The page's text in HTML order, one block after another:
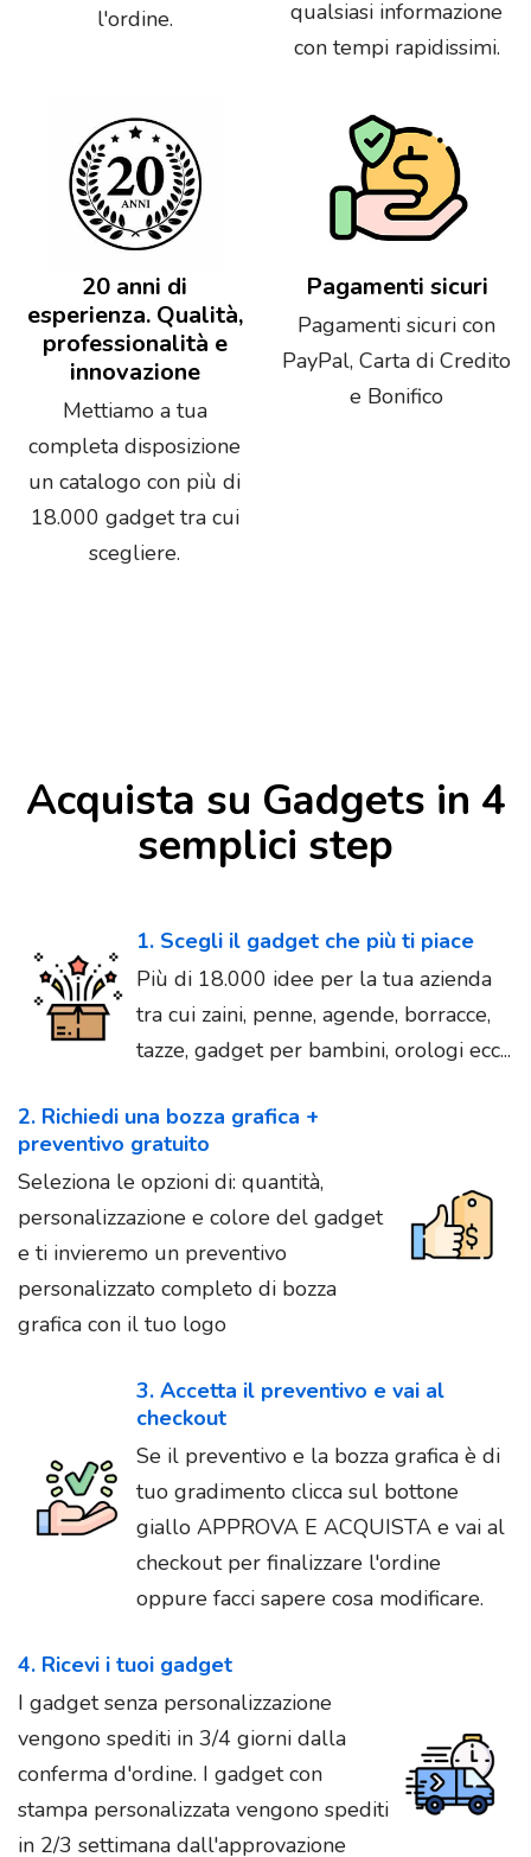
l'ordine.
qualsiasi informazione
con tempi rapidissimi.
20 anni di
esperienza. Qualità,
professionalità e
innovazione
Mettiamo a tua
completa disposizione
un catalogo con più di
18.000 gadget tra cui
scegliere.
Pagamenti sicuri
Pagamenti sicuri con
PayPal, Carta di Credito
e Bonifico
Acquista su Gadgets in 4
semplici step
1. Scegli il gadget che più ti piace
Più di 18.000 idee per la tua azienda
tra cui zaini, penne, agende, borracce,
tazze, gadget per bambini, orologi ecc...
2. Richiedi una bozza grafica +
preventivo gratuito
Seleziona le opzioni di: quantità,
personalizzazione e colore del gadget
e ti invieremo un preventivo
personalizzato completo di bozza
grafica con il tuo logo
3. Accetta il preventivo e vai al
checkout
Se il preventivo e la bozza grafica è di
tuo gradimento clicca sul bottone
giallo APPROVA E ACQUISTA e vai al
checkout per finalizzare l'ordine
oppure facci sapere cosa modificare.
4. Ricevi i tuoi gadget
I gadget senza personalizzazione
vengono spediti in 3/4 giorni dalla
conferma d'ordine. I gadget con
stampa personalizzata vengono spediti
in 2/3 settimana dall'approvazione